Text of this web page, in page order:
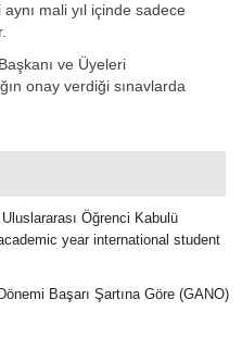
mali yıl içinde sadece
ve Üyeleri
onay verdiği sınavlarda
Öğrenci Kabulü
year international student
Başarı Şartına Göre (GANO)